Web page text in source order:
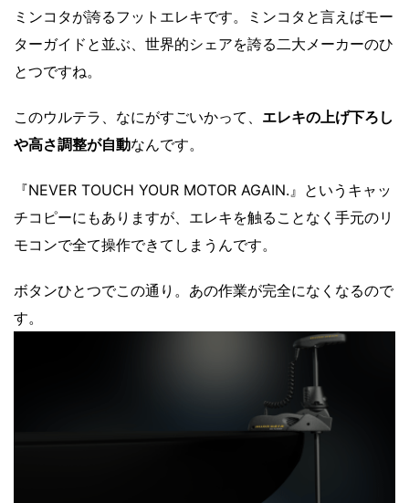
ミンコタが誇るフットエレキです。ミンコタと言えばモー
ターガイドと並ぶ、世界的シェアを誇る二大メーカーのひ
とつですね。
このウルテラ、なにがすごいかって、 エレキの上げ下ろし
や高さ調整が自動なんです。
『NEVER TOUCH YOUR MOTOR AGAIN.』というキャッ
チコピーにもありますが、エレキを触ることなく手元のリ
モコンで全て操作できてしまうんです。
ボタンひとつでこの通り。あの作業が完全になくなるので
す。